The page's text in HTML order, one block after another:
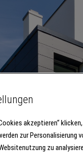
akzeptieren“
zur Personalisierung
zu